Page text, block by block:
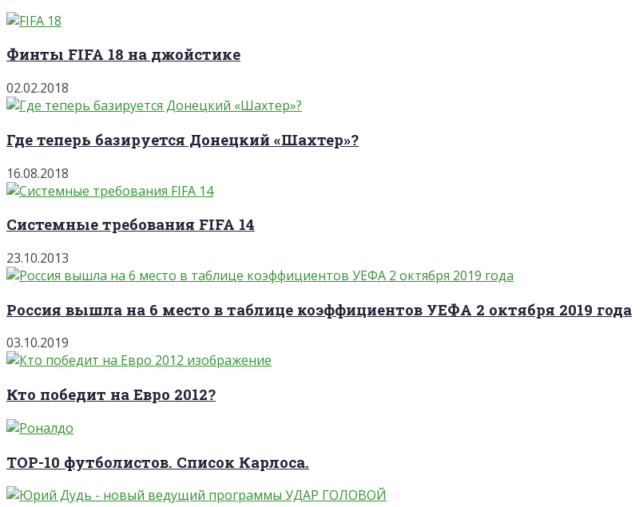
Финты FIFA 18 на джойстике
02.02.2018
Где теперь базируется Донецкий «Шахтер»?
16.08.2018
Системные требования FIFA 14
23.10.2013
Россия вышла на 6 место в таблице коэффициентов УЕФА 2 октября 2019 года
03.10.2019
Кто победит на Евро 2012?
TOP-10 футболистов. Список Карлоса.